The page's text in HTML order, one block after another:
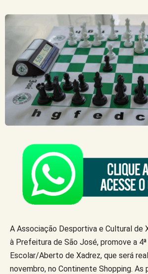
A Associação Desportiva e Cultural de
à Prefeitura de São José, promove a
Escolar/Aberto de Xadrez, que será
novembro, no Continente Shopping.